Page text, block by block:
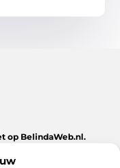
op BelindaWeb.nl.
heeft.